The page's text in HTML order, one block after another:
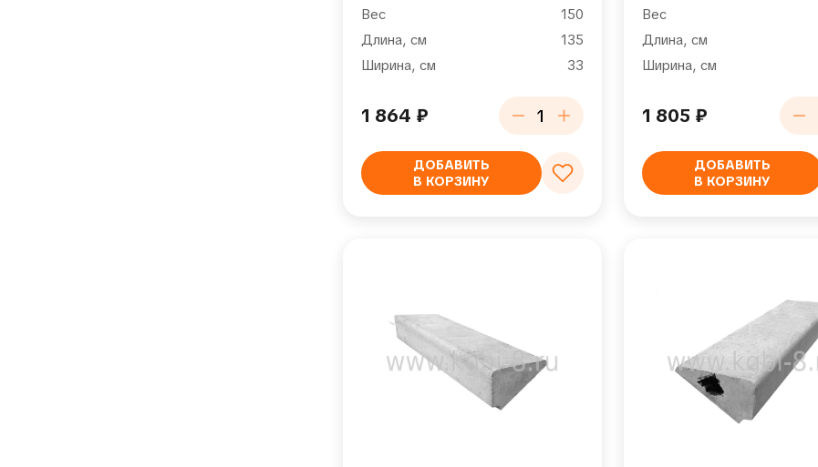
Вес
150
Длина, см
135
Ширина, см
33
1 864 ₽
ДОБАВИТЬ
В КОРЗИНУ
Вес
Длина, см
Ширина, см
1 805 ₽
ДОБАВИТЬ
В КОРЗИНУ